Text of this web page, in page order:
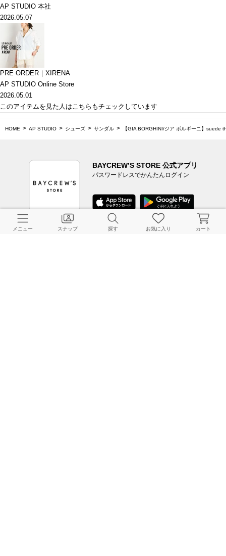
AP STUDIO 本社
2026.05.07
PRE ORDER｜XIRENA
AP STUDIO Online Store
2026.05.01
このアイテムを見た人はこちらもチェックしています
HOME AP STUDIO シューズ サンダル 【GIA BORGHINI/ジア ボルギーニ】suede
BAYCREW’S STORE 公式アプリ
パスワードレスでかんたんログイン
CUSTOMER SERVICE
メニュー スナップ 探す お気に入り カート